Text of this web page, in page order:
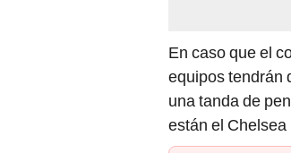
En caso que el
equipos tendrán
una tanda de
están el